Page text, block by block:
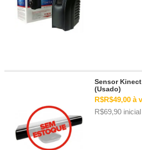
Sensor Kinect
(Usado)
R$R$49,00 à
R$69,90